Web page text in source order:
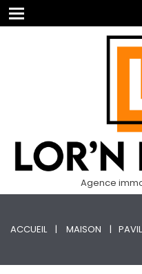
Agence
ACCUEIL MAISON